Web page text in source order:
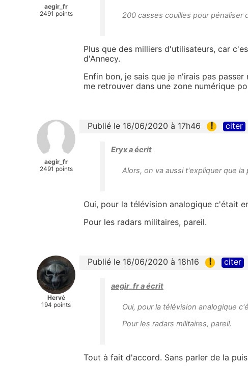
aegir_fr
2491 points
200 casses couilles pour pénaliser
Plus que des milliers d'utilisateurs, car
d'Annecy.
Enfin bon, je sais que je n'irais pas
me retrouver dans une zone numérique
aegir_fr
2491 points
Publié le 16/06/2020 à 17h46 ! citer
Eryx a écrit
Alors, on va aussi t'expliquer que
Oui, pour la télévision analogique c'était
Pour les radars militaires, pareil.
Hervé
194 points
Publié le 16/06/2020 à 18h16 ! citer
aegir_fr a écrit
Oui, pour la télévision analogique
Pour les radars militaires, pareil.
Tout à fait d'accord. Sans parler de la